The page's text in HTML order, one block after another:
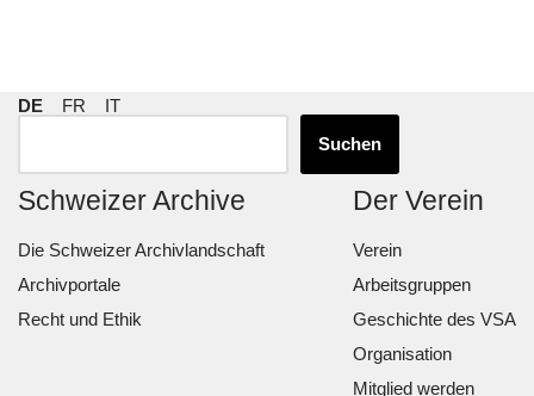
DE FR
IT
Suchen
Schweizer Archive
Die Schweizer Archivlandschaft
Archivportale
Recht und Ethik
Der Verein
Verein
Arbeitsgruppen
Geschichte des VSA
Organisation
Mitglied werden